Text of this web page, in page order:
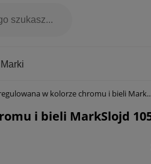
Marki
chromu i bieli MarkSlojd 105487 Hyssna Led 116cm
i bieli MarkSlojd